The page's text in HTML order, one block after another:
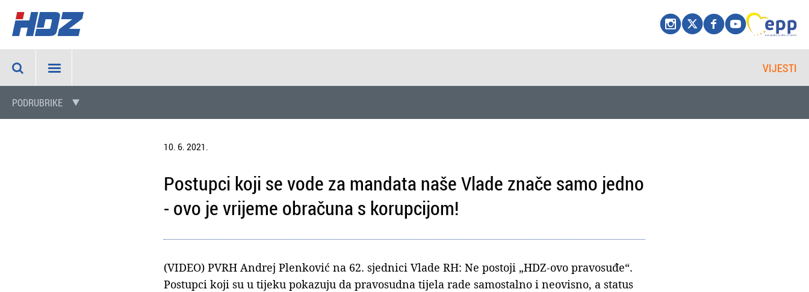
VIJESTI
PODRUBRIKE
10. 6. 2021.
Postupci koji se vode za mandata naše Vlade znače samo jedno
- ovo je vrijeme obračuna s korupcijom!
(VIDEO) PVRH Andrej Plenković na 62. sjednici Vlade RH: Ne postoji „HDZ-ovo pravosuđe“.
Postupci koji su u tijeku pokazuju da pravosudna tijela rade samostalno i neovisno, a status